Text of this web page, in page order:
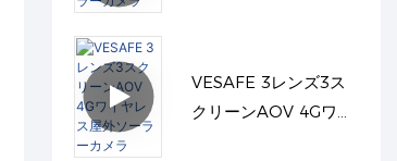
VESAFE 3レンズ3ス
クリーンAOV 4Gワイ